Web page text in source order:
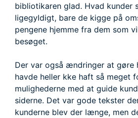
bibliotikaren glad. Hvad kunder
ligegyldigt, bare de kigge på
pengene hjemme fra dem som
besøget.
Der var også ændringer at gøre
havde heller kke haft så meget
mulighederne med at guide
siderne. Det var gode tekster
kunderne blev der længe, men